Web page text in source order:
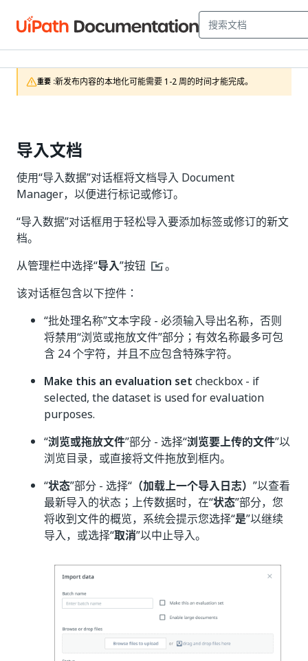
重要 :新发布内容的本地化可能需要 1-2 周的时间才能完成。
导入文档
使用“导入数据”对话框将文档导入 Document
Manager，以便进行标记或修订。
“导入数据”对话框用于轻松导入要添加标签或修订的新文
档。
从管理栏中选择“导入”按钮
。
该对话框包含以下控件：
“批处理名称”文本字段 - 必须输入导出名称，否则
将禁用“浏览或拖放文件”部分；有效名称最多可包
含 24 个字符，并且不应包含特殊字符。
Make this an evaluation set checkbox - if
selected, the dataset is used for evaluation
purposes.
“浏览或拖放文件”部分 - 选择“浏览要上传的文件”以
浏览目录，或直接将文件拖放到框内。
“状态”部分 - 选择“ （加载上一个导入日志） ”以查看
最新导入的状态；上传数据时，在“状态”部分，您
将收到文件的概览，系统会提示您选择“是”以继续
导入，或选择“取消”以中止导入。